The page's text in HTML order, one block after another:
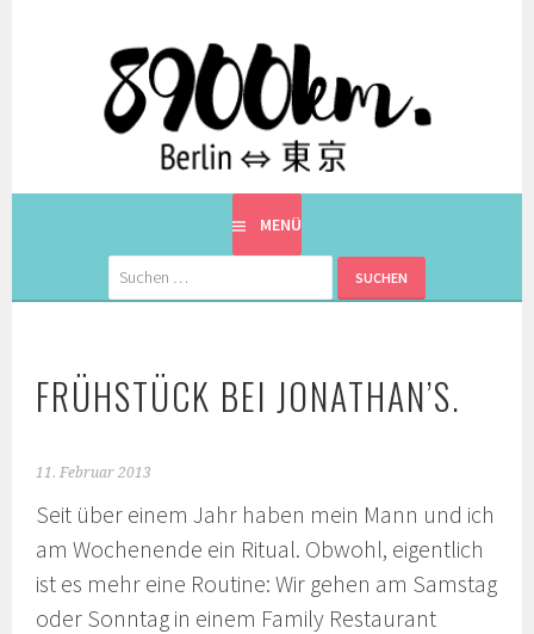
8900KM. BERLIN ⇔ 東京
EINE BERLINERIN IN JAPAN. MIT EINEM JAPANER.
MENÜ
Suchen
nach:
FRÜHSTÜCK BEI JONATHAN’S.
11. Februar 2013
Seit über einem Jahr haben mein Mann und ich
am Wochenende ein Ritual. Obwohl, eigentlich
ist es mehr eine Routine: Wir gehen am Samstag
oder Sonntag in einem Family Restaurant